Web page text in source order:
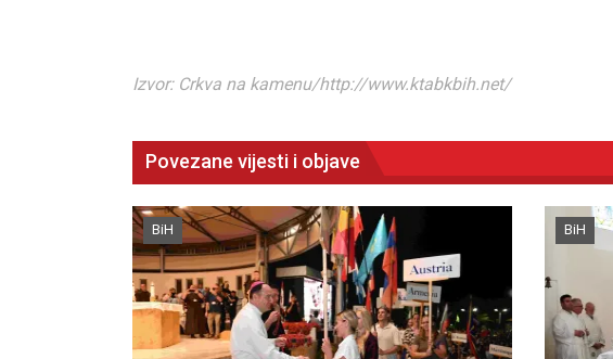
Izvor: Crkva na kamenu/http://www.ktabkbih.net/
Povezane vijesti i objave
BiH BiH